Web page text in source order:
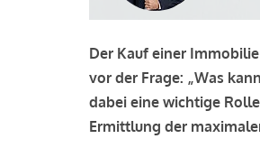
Der Kauf einer
vor der Frage: „Was
dabei eine wichtige
Ermittlung der